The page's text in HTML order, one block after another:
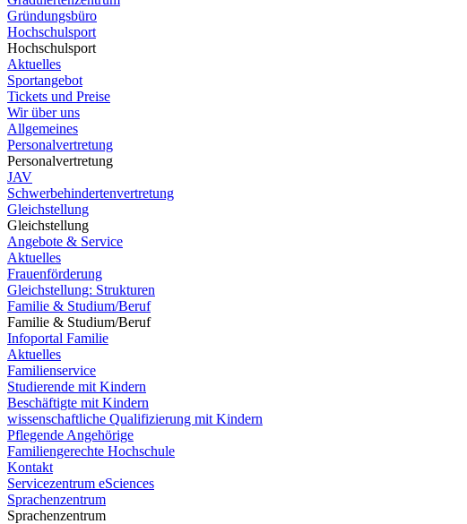
Gründungsbüro
Hochschulsport
Hochschulsport
Aktuelles
Sportangebot
Tickets und Preise
Wir über uns
Allgemeines
Personalvertretung
Personalvertretung
JAV
Schwerbehindertenvertretung
Gleichstellung
Gleichstellung
Angebote & Service
Aktuelles
Frauenförderung
Gleichstellung: Strukturen
Familie & Studium/Beruf
Familie & Studium/Beruf
Infoportal Familie
Aktuelles
Familienservice
Studierende mit Kindern
Beschäftigte mit Kindern
wissenschaftliche Qualifizierung mit Kindern
Pflegende Angehörige
Familiengerechte Hochschule
Kontakt
Servicezentrum eSciences
Sprachenzentrum
Sprachenzentrum